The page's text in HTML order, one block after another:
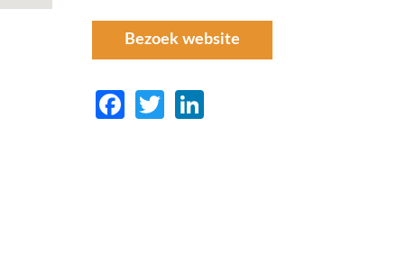
Bezoek website
Facebook
Twitter